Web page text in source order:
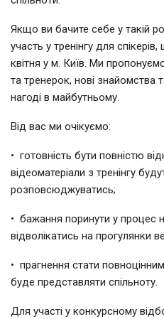
Якщо ви бачите себе у такій
участь у тренінгу для
квітня у м. Київ. Ми
та тренерок, нові знайомства
нагоді в майбутньому.
Від вас ми очікуємо:
• готовність бути повністю
відеоматеріали з тренінгу
розповсюджуватись;
• бажання поринути у процес
відволікатись на прогулянки
• прагнення стати
буде представляти спільноту.
Для участі у конкурсному